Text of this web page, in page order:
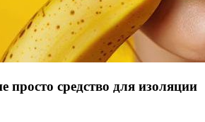
просто средство для изоляции